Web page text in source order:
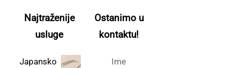
Najtraženije
usluge
Japansko
Ostanimo u
kontaktu!
Ime